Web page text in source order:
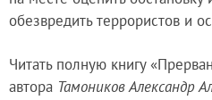
обезвредить террористов и
Читать полную книгу
автора Тамоников Александр